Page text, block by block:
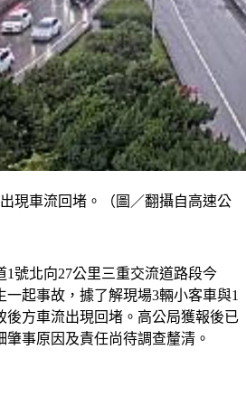
現車流回堵。（圖／翻攝自高速公
1號北向27公里三重交流道路段今
一起事故，據了解現場3輛小客車與1
後方車流出現回堵。高公局獲報後已
事原因及責任尚待調查釐清。